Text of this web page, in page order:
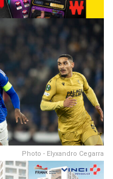
Photo - Elyxandro Cegarra